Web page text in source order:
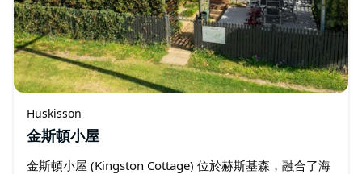
Huskisson
金斯頓小屋
金斯頓小屋 (Kingston Cottage) 位於赫斯基森，融合了海